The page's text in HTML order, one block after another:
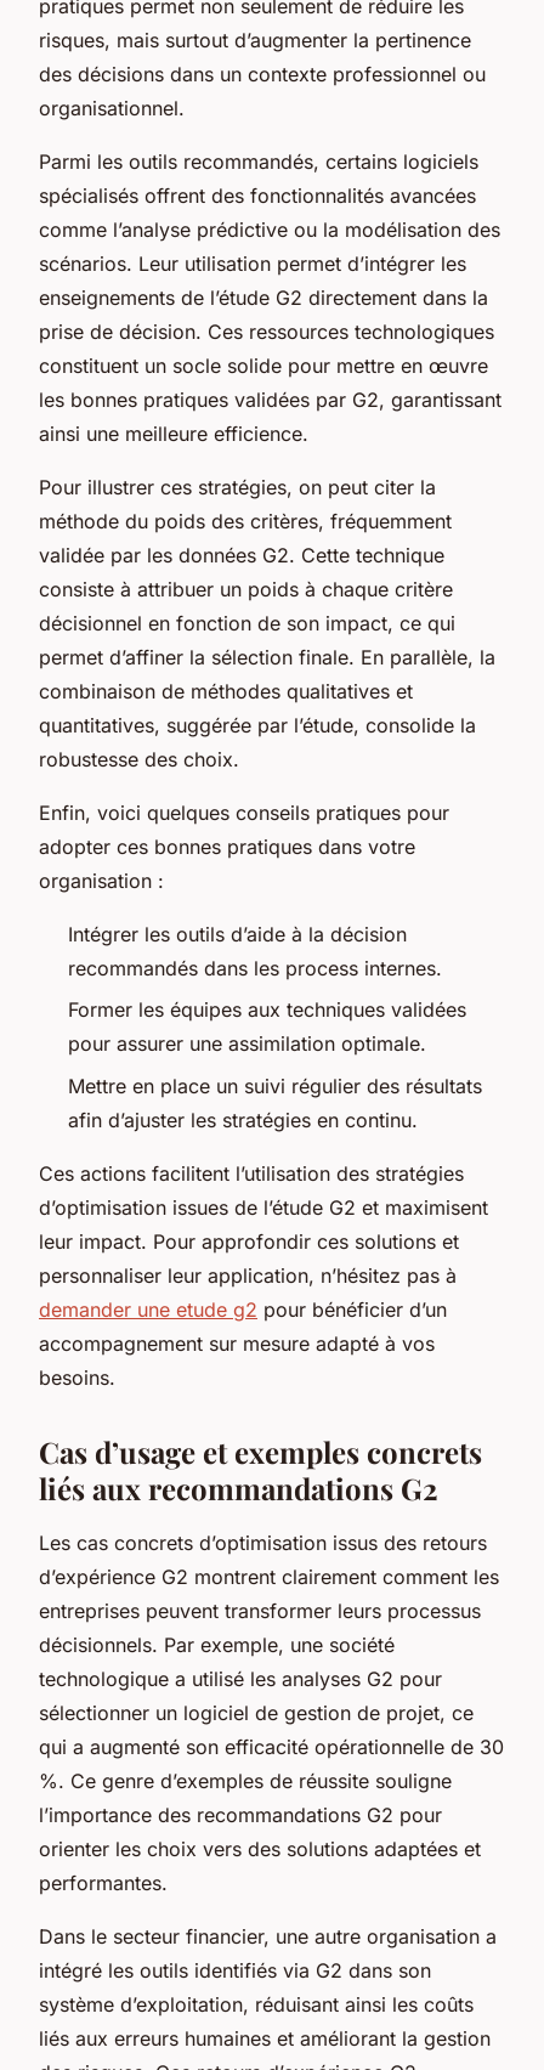
pratiques permet non seulement de réduire les
risques, mais surtout d’augmenter la pertinence
des décisions dans un contexte professionnel ou
organisationnel.
Parmi les outils recommandés, certains logiciels
spécialisés offrent des fonctionnalités avancées
comme l’analyse prédictive ou la modélisation des
scénarios. Leur utilisation permet d’intégrer les
enseignements de l’étude G2 directement dans la
prise de décision. Ces ressources technologiques
constituent un socle solide pour mettre en œuvre
les bonnes pratiques validées par G2, garantissant
ainsi une meilleure efficience.
Pour illustrer ces stratégies, on peut citer la
méthode du poids des critères, fréquemment
validée par les données G2. Cette technique
consiste à attribuer un poids à chaque critère
décisionnel en fonction de son impact, ce qui
permet d’affiner la sélection finale. En parallèle, la
combinaison de méthodes qualitatives et
quantitatives, suggérée par l’étude, consolide la
robustesse des choix.
Enfin, voici quelques conseils pratiques pour
adopter ces bonnes pratiques dans votre
organisation :
Intégrer les outils d’aide à la décision
recommandés dans les process internes.
Former les équipes aux techniques validées
pour assurer une assimilation optimale.
Mettre en place un suivi régulier des résultats
afin d’ajuster les stratégies en continu.
Ces actions facilitent l’utilisation des stratégies
d’optimisation issues de l’étude G2 et maximisent
leur impact. Pour approfondir ces solutions et
personnaliser leur application, n’hésitez pas à
demander une etude g2 pour bénéficier d’un
accompagnement sur mesure adapté à vos
besoins.
Cas d’usage et exemples concrets
liés aux recommandations G2
Les cas concrets d’optimisation issus des retours
d’expérience G2 montrent clairement comment les
entreprises peuvent transformer leurs processus
décisionnels. Par exemple, une société
technologique a utilisé les analyses G2 pour
sélectionner un logiciel de gestion de projet, ce
qui a augmenté son efficacité opérationnelle de 30
%. Ce genre d’exemples de réussite souligne
l’importance des recommandations G2 pour
orienter les choix vers des solutions adaptées et
performantes.
Dans le secteur financier, une autre organisation a
intégré les outils identifiés via G2 dans son
système d’exploitation, réduisant ainsi les coûts
liés aux erreurs humaines et améliorant la gestion